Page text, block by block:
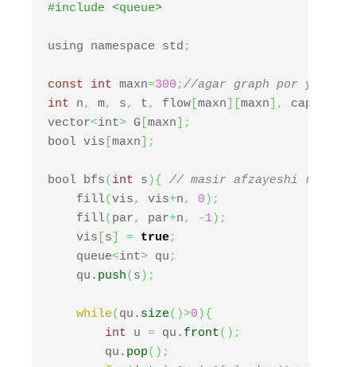
#include <queue>
using namespace std ;
const int maxn=300 ;//agar graph por yal
int n, m, s, t, flow maxn maxn , capacity
vector<int> G maxn
;
bool vis maxn ;
bool bfs( int s ){
// masir afzayeshi ra ezafe
    fill
(vis, vis+n, 0 ) ;
    fill
( par, par+n, -1) ;
    vis
s = true;
    queue
<int> qu ;
    qu.
push( s ) ;
while( qu. size( )>0 ){
int u = qu. front( ) ;
        qu.
pop( ) ;